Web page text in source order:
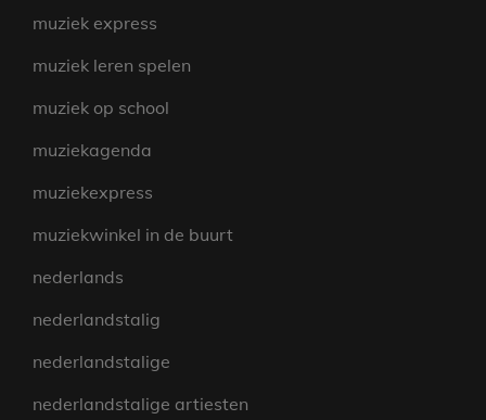
muziek express
muziek leren spelen
muziek op school
muziekagenda
muziekexpress
muziekwinkel in de buurt
nederlands
nederlandstalig
nederlandstalige
nederlandstalige artiesten